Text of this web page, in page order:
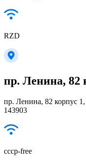
RZD
пр. Ленина, 82
пр. Ленина, 82 корпус
143903
cccp-free